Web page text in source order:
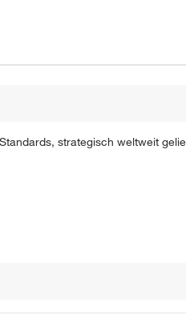
strategisch weltweit